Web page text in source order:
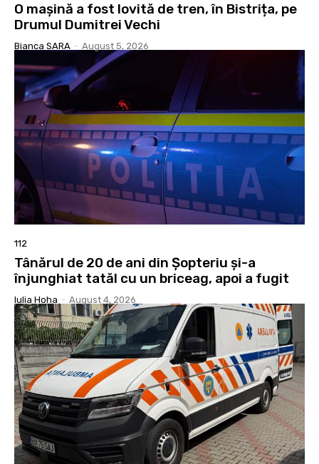
O mașină a fost lovită de tren, în Bistrița, pe
Drumul Dumitrei Vechi
Bianca SARA - August 5, 2026
112
Tânărul de 20 de ani din Șopteriu și-a
înjunghiat tatăl cu un briceag, apoi a fugit
Iulia Hoha - August 4, 2026